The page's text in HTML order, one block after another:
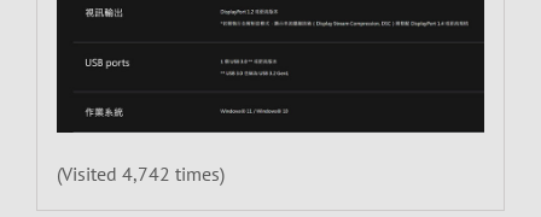
(Visited 4,742 times)